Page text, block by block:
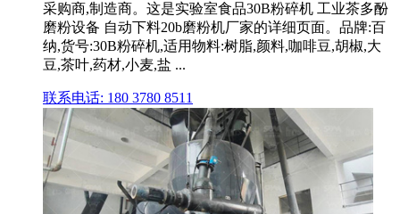
采购商,制造商。这是实验室食品30B粉碎机 工业茶多酚
磨粉设备 自动下料20b磨粉机厂家的详细页面。品牌:百
纳,货号:30B粉碎机,适用物料:树脂,颜料,咖啡豆,胡椒,大
豆,茶叶,药材,小麦,盐 ...
联系电话: 180 3780 8511